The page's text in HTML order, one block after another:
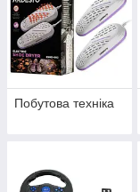
Побутова техніка